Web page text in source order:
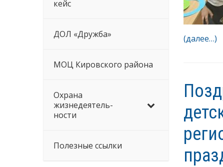
кейс
ДОЛ «Дружба»
МОЦ Кировского района
Охрана
жизнедеятель-
ности
Полезные ссылки
(далее…)